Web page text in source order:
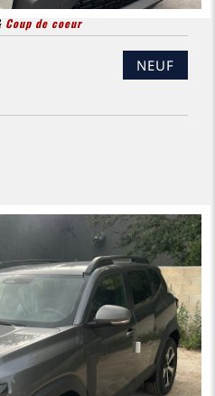
Coup de coeur
NEUF